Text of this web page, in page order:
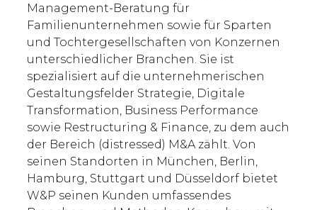
Management-Beratung für
Familienunternehmen sowie für Sparten
und Tochtergesellschaften von Konzernen
unterschiedlicher Branchen. Sie ist
spezialisiert auf die unternehmerischen
Gestaltungsfelder Strategie, Digitale
Transformation, Business Performance
sowie Restructuring & Finance, zu dem auch
der Bereich (distressed) M&A zählt. Von
seinen Standorten in München, Berlin,
Hamburg, Stuttgart und Düsseldorf bietet
W&P seinen Kunden umfassendes